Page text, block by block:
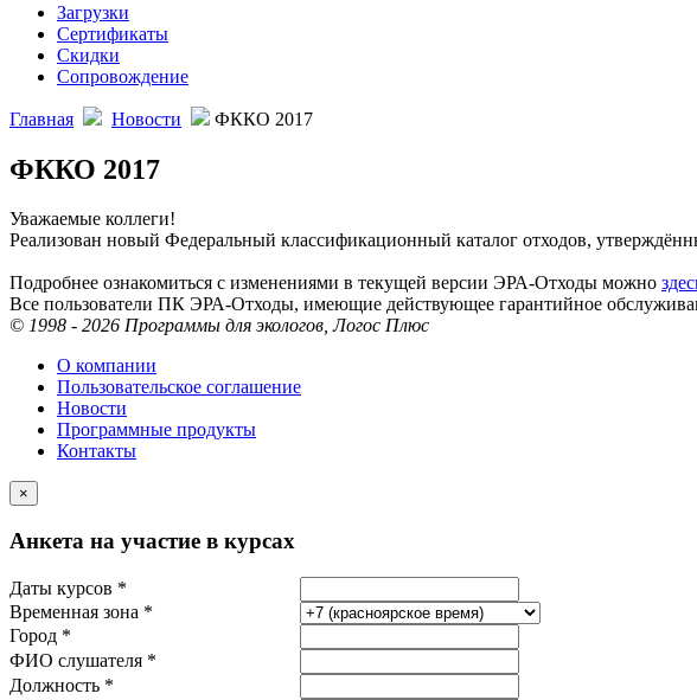
Загрузки
Сертификаты
Скидки
Сопровождение
Главная Новости ФККО 2017
ФККО 2017
Уважаемые коллеги!
Реализован новый Федеральный классификационный каталог отходов,
Подробнее ознакомиться с изменениями в текущей версии ЭРА-Отходы можно
Все пользователи ПК ЭРА-Отходы, имеющие действующее гарантийное
© 1998 - 2026 Программы для экологов, Логос Плюс
О компании
Пользовательское соглашение
Новости
Программные продукты
Контакты
×
Анкета на участие в курсах
Даты курсов *
Временная зона *
Город *
ФИО слушателя *
Должность *